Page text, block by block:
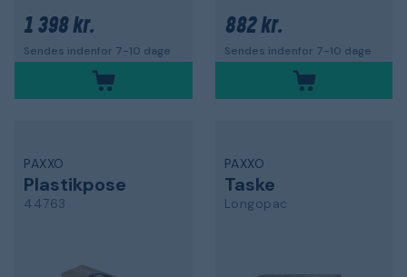
1 398 kr.
Sendes indenfor 7-10 dage
882 kr.
Sendes indenfor 7-10 dage
PAXXO
Plastikpose
44763
PAXXO
Taske
Longopac